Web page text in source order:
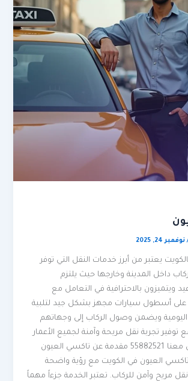
24, 2025
يعتبر من أبرز خدمات النقل التي توفر
داخل المدينة وخارجها حيث يلتزم
ويتميزون بالاحترافية في التعامل مع
أسطول سيارات مجهز بشكل جيد لتلبية
ويضمن وصول الركاب إلى وجهاتهم
تجربة نقل مريحة وآمنة لجميع الأعمار
والرحلات. تواصل معنا 55882521 مقدمة عن تاكسي العيون
العيون في الكويت مع رؤية واضحة
مريح وآمن للركاب. تعتبر الخدمة جزءاً مهماً